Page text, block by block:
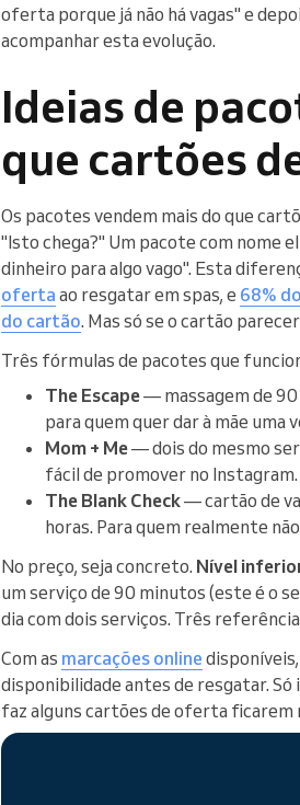
oferta porque já não há vagas" e
acompanhar esta evolução.
Ideias de
que cartões
Os pacotes vendem mais do que
"Isto chega?" Um pacote com nome
dinheiro para algo vago". Esta
oferta ao resgatar em spas, e 68%
do cartão. Mas só se o cartão
Três fórmulas de pacotes que
The Escape— massagem de
para quem quer dar à mãe uma
Mom + Me— dois do mesmo
fácil de promover no Instagram.
The Blank Check— cartão de
horas. Para quem realmente
No preço, seja concreto. Nível
um serviço de 90 minutos (este é o
dia com dois serviços. Três
Com as marcações online
disponibilidade antes de resgatar.
faz alguns cartões de oferta ficarem